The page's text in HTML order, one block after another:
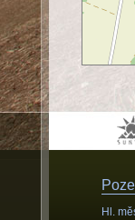
Hl.